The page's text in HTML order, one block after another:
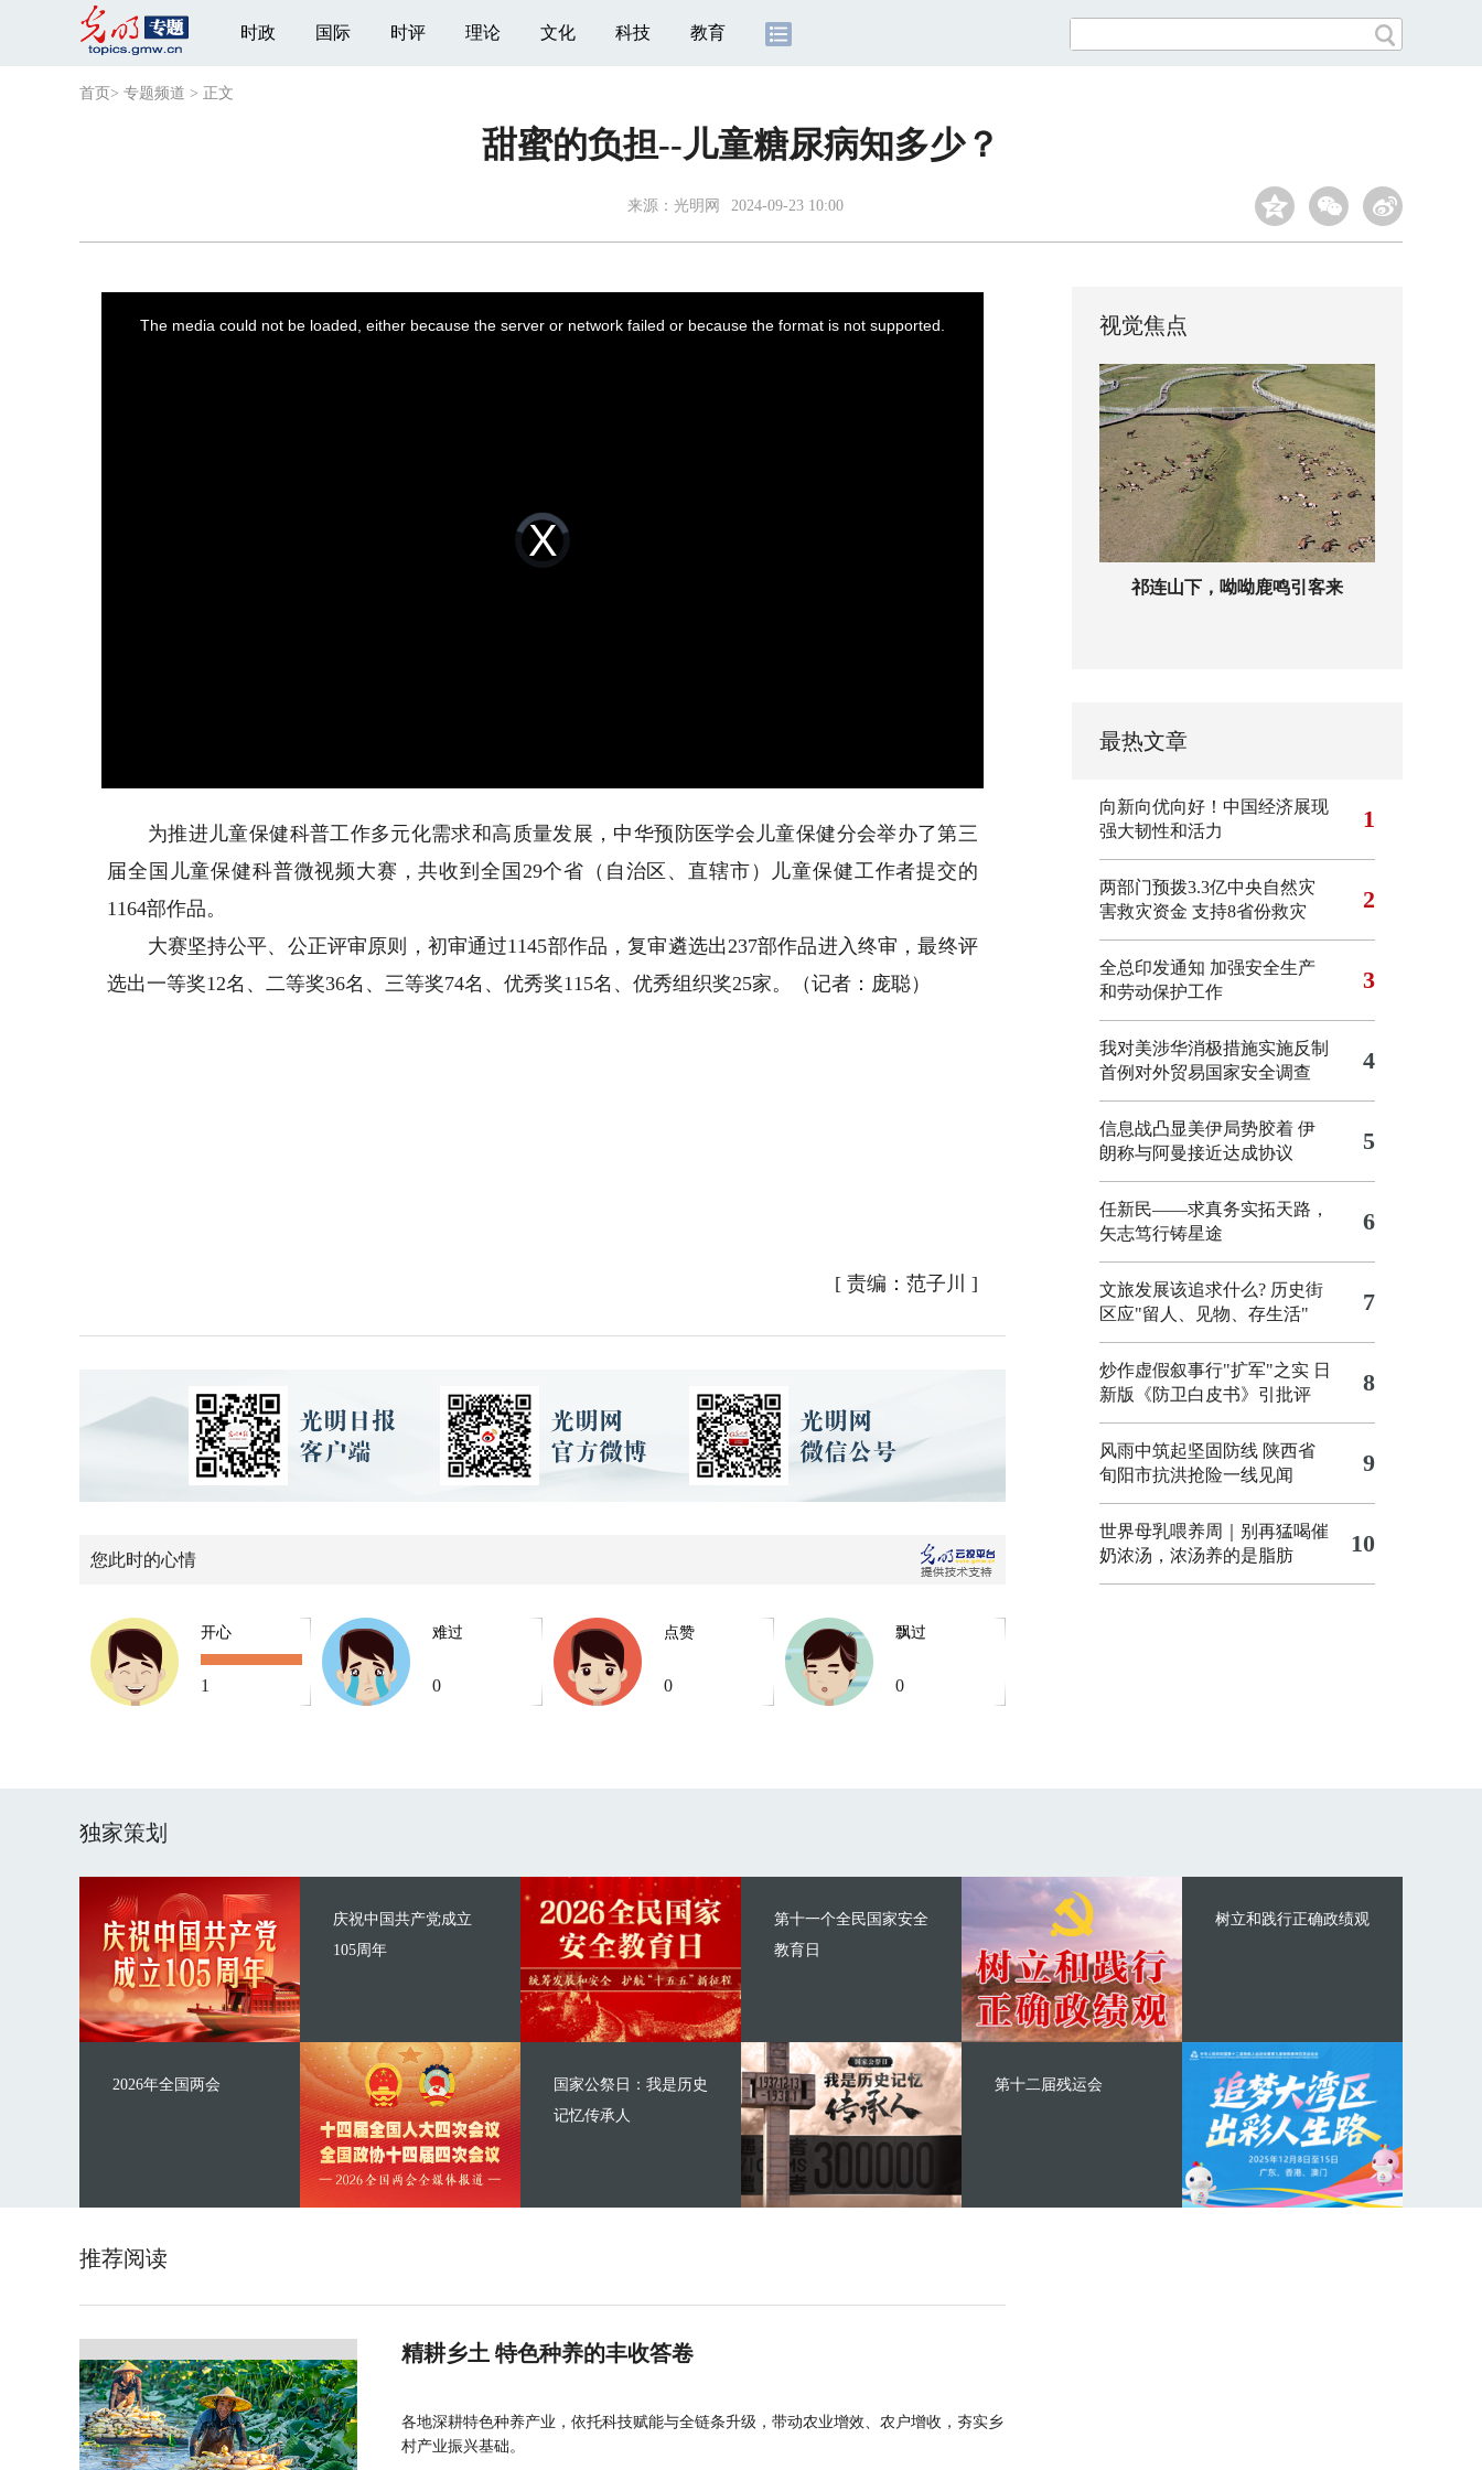
时政 国际 时评 理论 文化 科技 教育
首页 > 专题频道 > 正文
甜蜜的负担--儿童糖尿病知多少？
来源： 光明网 2024-09-23 10:00
Video
Player
loading.
The media could not be loaded, either because the server or network failed or because the format is not supported.
为推进儿童保健科普工作多元化需求和高质量发展，中华预防医学会儿童保健分会举办了第三
届全国儿童保健科普微视频大赛，共收到全国29个省（自治区、直辖市）儿童保健工作者提交的
1164部作品。
大赛坚持公平、公正评审原则，初审通过1145部作品，复审遴选出237部作品进入终审，最终评
选出一等奖12名、二等奖36名、三等奖74名、优秀奖115名、优秀组织奖25家。（记者：庞聪）
[ 责编：范子川 ]
您此时的心情
开心
1
难过
0
点赞
0
飘过
0
视觉焦点
祁连山下，呦呦鹿鸣引客来
最热文章
向新向优向好！中国经济展现
强大韧性和活力
1
两部门预拨3.3亿中央自然灾
害救灾资金 支持8省份救灾
2
全总印发通知 加强安全生产
和劳动保护工作
3
我对美涉华消极措施实施反制
首例对外贸易国家安全调查
4
信息战凸显美伊局势胶着 伊
朗称与阿曼接近达成协议
5
任新民——求真务实拓天路，
矢志笃行铸星途
6
文旅发展该追求什么? 历史街
区应"留人、见物、存生活"
7
炒作虚假叙事行"扩军"之实 日
新版《防卫白皮书》引批评
8
风雨中筑起坚固防线 陕西省
旬阳市抗洪抢险一线见闻
9
世界母乳喂养周｜别再猛喝催
奶浓汤，浓汤养的是脂肪
10
独家策划
庆祝中国共产党成立
105周年
2026年全国两会
第十一个全民国家安全
教育日
国家公祭日：我是历史
记忆传承人
树立和践行正确政绩观
第十二届残运会
推荐阅读
精耕乡土 特色种养的丰收答卷
各地深耕特色种养产业，依托科技赋能与全链条升级，带动农业增效、农户增收，夯实乡
村产业振兴基础。